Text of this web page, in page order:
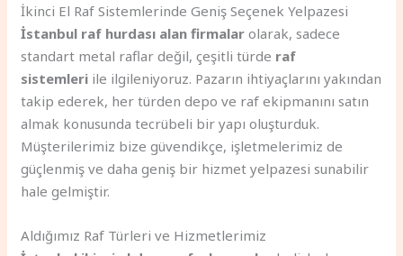
İkinci El Raf Sistemlerinde Geniş Seçenek Yelpazesi
İstanbul raf hurdası alan firmalar olarak, sadece
standart metal raflar değil, çeşitli türde raf
sistemleri ile ilgileniyoruz. Pazarın ihtiyaçlarını yakından
takip ederek, her türden depo ve raf ekipmanını satın
almak konusunda tecrübeli bir yapı oluşturduk.
Müşterilerimiz bize güvendikçe, işletmelerimiz de
güçlenmiş ve daha geniş bir hizmet yelpazesi sunabilir
hale gelmiştir.
Aldığımız Raf Türleri ve Hizmetlerimiz